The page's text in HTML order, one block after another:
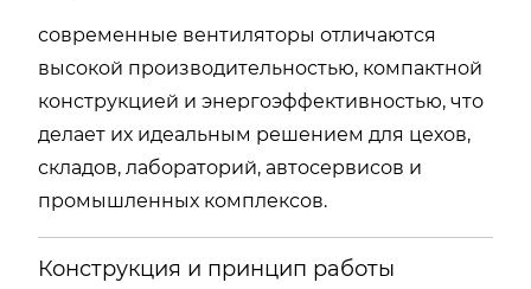
современные вентиляторы отличаются
высокой производительностью, компактной
конструкцией и энергоэффективностью, что
делает их идеальным решением для цехов,
складов, лабораторий, автосервисов и
промышленных комплексов.
Конструкция и принцип работы